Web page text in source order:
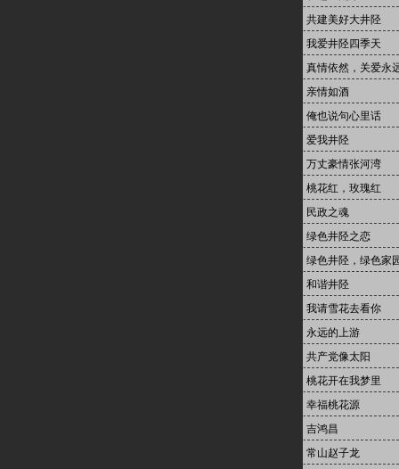
共建美好大井陉
我爱井陉四季天
真情依然，关爱永
亲情如酒
俺也说句心里话
爱我井陉
万丈豪情张河湾
桃花红，玫瑰红
民政之魂
绿色井陉之恋
绿色井陉，绿色家
和谐井陉
我请雪花去看你
永远的上游
共产党像太阳
桃花开在我梦里
幸福桃花源
吉鸿昌
常山赵子龙